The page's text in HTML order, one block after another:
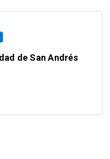
de San Andrés